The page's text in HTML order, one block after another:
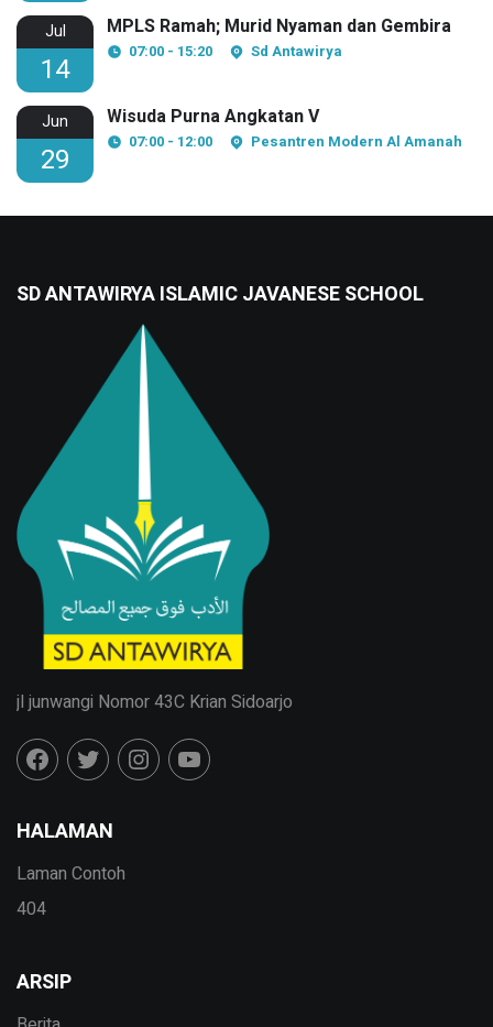
Jul
14
MPLS Ramah; Murid Nyaman dan Gembira
07:00 - 15:20 Sd Antawirya
Jun
29
Wisuda Purna Angkatan V
07:00 - 12:00 Pesantren Modern Al Amanah
SD ANTAWIRYA ISLAMIC JAVANESE SCHOOL
jl junwangi Nomor 43C Krian Sidoarjo
HALAMAN
Laman Contoh
404
ARSIP